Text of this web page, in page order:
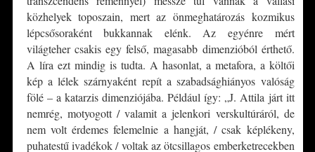
közhelyek toposzain, mert az önmeghatározás kozmikus
lépcsősoraként bukkannak elénk. Az egyénre mért
világteher csakis egy felső, magasabb dimenzióból érthető.
A líra ezt mindig is tudta. A hasonlat, a metafora, a költői
kép a lélek szárnyaként repít a szabadsághiányos valóság
fölé – a katarzis dimenziójába. Például így: „J. Attila járt itt
nemrég, motyogott / valamit a jelenkori verskultúráról, de
nem volt érdemes felemelnie a hangját, / csak képlékeny,
puhatestű ivadékok / voltak az ötcsillagos emberketrecekben